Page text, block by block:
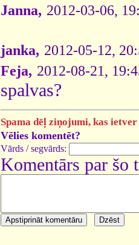
Janna, 2012-03-06,
janka, 2012-05-12,
Feja, 2012-08-21,
spalvas?
Spama dēļ ziņojumi, kas
Vēlies komentēt?
Vārds / segvārds:
Komentārs par šo